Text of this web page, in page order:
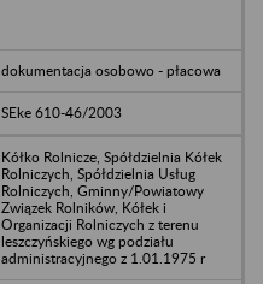
dokumentacja osobowo - płacowa
SEke 610-46/2003
Kółko Rolnicze, Spółdzielnia Kółek
Rolniczych, Spółdzielnia Usług
Rolniczych, Gminny/Powiatowy
Związek Rolników, Kółek i
Organizacji Rolniczych z terenu
leszczyńskiego wg podziału
administracyjnego z 1.01.1975 r